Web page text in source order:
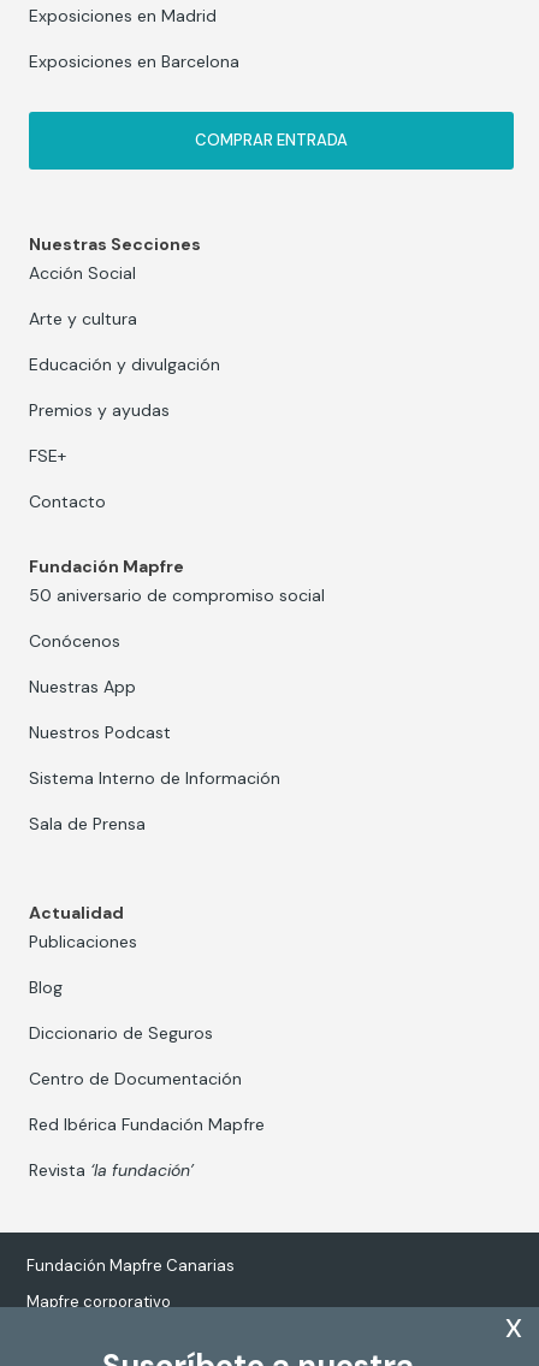
x
Exposiciones en Madrid
Exposiciones en Barcelona
COMPRAR ENTRADA
Nuestras Secciones
Acción Social
Arte y cultura
Educación y divulgación
Premios y ayudas
FSE+
Contacto
Fundación Mapfre
50 aniversario de compromiso social
Conócenos
Nuestras App
Nuestros Podcast
Sistema Interno de Información
Sala de Prensa
Actualidad
Publicaciones
Blog
Diccionario de Seguros
Centro de Documentación
Red Ibérica Fundación Mapfre
Revista ‘la fundación’
Fundación Mapfre Canarias
Mapfre corporativo